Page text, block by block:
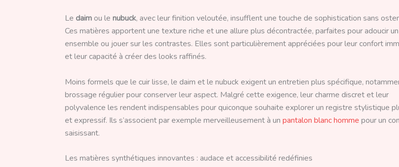
Le daimou le nubuck, avec leur finition veloutée, insufflent une touche de sophistication sans
Ces matières apportent une texture riche et une allure plus décontractée, parfaites pour adoucir un
ensemble ou jouer sur les contrastes. Elles sont particulièrement appréciées pour leur confort
et leur capacité à créer des looks raffinés.
Moins formels que le cuir lisse, le daim et le nubuck exigent un entretien plus spécifique,
brossage régulier pour conserver leur aspect. Malgré cette exigence, leur charme discret et leur
polyvalence les rendent indispensables pour quiconque souhaite explorer un registre stylistique
et expressif. Ils s’associent par exemple merveilleusement à un pantalon blanc homme pour un
saisissant.
Les matières synthétiques innovantes : audace et accessibilité redéfinies